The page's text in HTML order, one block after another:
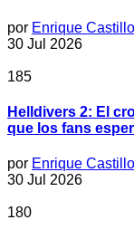
por Enrique Castillo
30 Jul 2026
185
Helldivers 2: El
que los fans
por Enrique Castillo
30 Jul 2026
180